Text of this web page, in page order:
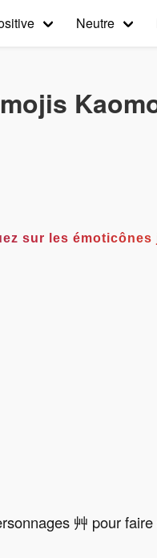
Neutre
sur les
艸 pour